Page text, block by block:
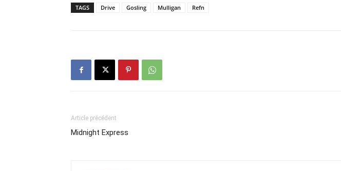
TAGS Drive Gosling Mulligan Refn
Article précédent
Midnight Express